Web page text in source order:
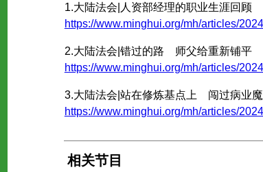
1.大陆法会|人资部经理的职业生涯回顾
https://www.minghui.org/mh/articles/
2.大陆法会|错过的路 师父给重新铺平
https://www.minghui.org/mh/articles/
3.大陆法会|站在修炼基点上 闯过病业
https://www.minghui.org/mh/articles/
相关节目